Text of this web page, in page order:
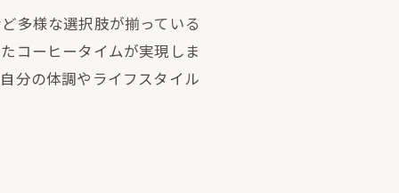
多様な選択肢が揃っている
コーヒータイムが実現しま
分の体調やライフスタイル